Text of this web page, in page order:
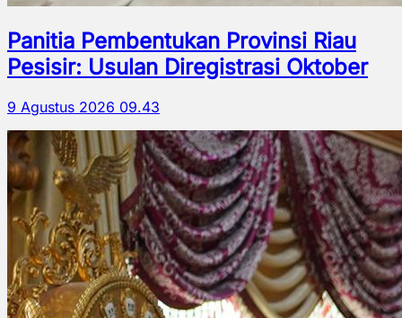
Panitia Pembentukan Provinsi Riau
Pesisir: Usulan Diregistrasi Oktober
9 Agustus 2026 09.43